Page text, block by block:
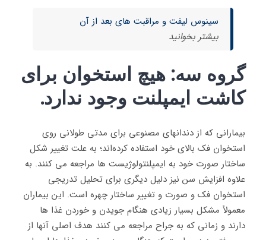
سینوس لیفت و مراقبت های بعد از آن
بیشتر بخوانید
گروه سه: هیچ استخوان برای
کاشت ایمپلنت وجود ندارد.
بیمارانی که از دندانهای مصنوعی برای مدتی طولانی روی
استخوان فک بالای خود استفاده کرده‌اند؛ به علت تغییر شکل
ساختار صورت خود به ایمپلنتولوژیست ها مراجعه می کنند. به
علاوه افزایش سن نیز دلیل دیگری برای تحلیل تدریجی
استخوان فک و صورت و تغییر ساختار چهره است. این بیماران
معمولاً مشکل بسیار زیادی هنگام جویدن و خوردن غذا ها
دارند و زمانی که به جراح مراجعه می کنند هدف اصلی آنها از